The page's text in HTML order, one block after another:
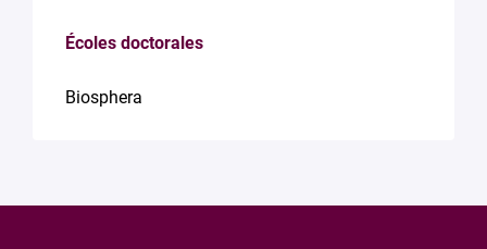
Écoles doctorales
Biosphera